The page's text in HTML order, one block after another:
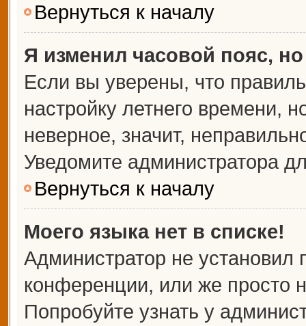
Вернуться к началу
Я изменил часовой пояс,
Если вы уверены, что
настройку летнего времени,
неверное, значит,
Уведомите администратора
Вернуться к началу
Моего языка нет в списке!
Администратор не установил
конференции, или же просто
Попробуйте узнать у